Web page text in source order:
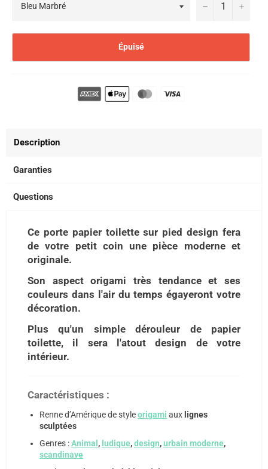
− +
Épuisé
Description
Garanties
Questions
Ce porte papier toilette sur pied design fera
de votre petit coin une pièce moderne et
originale.
Son aspect origami très tendance et ses
couleurs dans l'air du temps égayeront votre
décoration.
Plus qu'un simple dérouleur de papier
toilette, il sera l'atout design de votre
intérieur.
Caractéristiques :
Renne d’Amérique de styleorigami aux lignes
sculptées
Genres :Animal , ludique,design,urbain moderne,
scandinave